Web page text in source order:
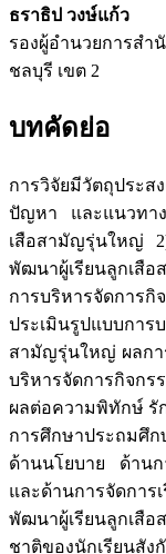
ธราธิป วงษ์แก้ว
รองผู้อำนวยการสำ
ชลบุรี เขต 2
บทคัดย่อ
การวิจัยมีวัตถุประ
ปัญหา และแนวทาง
เสือสามัญรุ่นใหญ่
พัฒนาผู้เรียนลูกเสื
การบริหารจัดการ
ประเมินรูปแบบการ
สามัญรุ่นใหญ่ ผลกา
บริหารจัดการกิจก
ผลต่อความพิทักษ์ รั
การศึกษาประถมศึ
ด้านนโยบาย ด้าน
และด้านการจัดการ
พัฒนาผู้เรียนลูกเ
ชาติของนักเรียนสัง